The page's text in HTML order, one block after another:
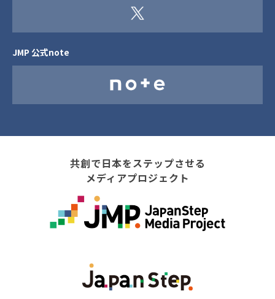
JMP 公式note
共創で日本をステップさせる
メディアプロジェクト